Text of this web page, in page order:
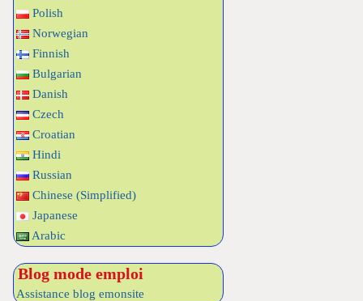
Polish
Norwegian
Finnish
Bulgarian
Danish
Czech
Croatian
Hindi
Russian
Chinese (Simplified)
Japanese
Arabic
Blog mode emploi
Assistance blog emonsite